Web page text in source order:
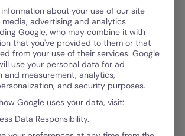
come gestirli in
in azienda
·13 minuti di lettura
about your use of our site
advertising and analytics
Google, who may combine it with
that you've provided to them or that
from your use of their services. Google
use your personal data for ad
and measurement, analytics,
and security purposes.
Google uses your data, visit:
Data Responsibility.